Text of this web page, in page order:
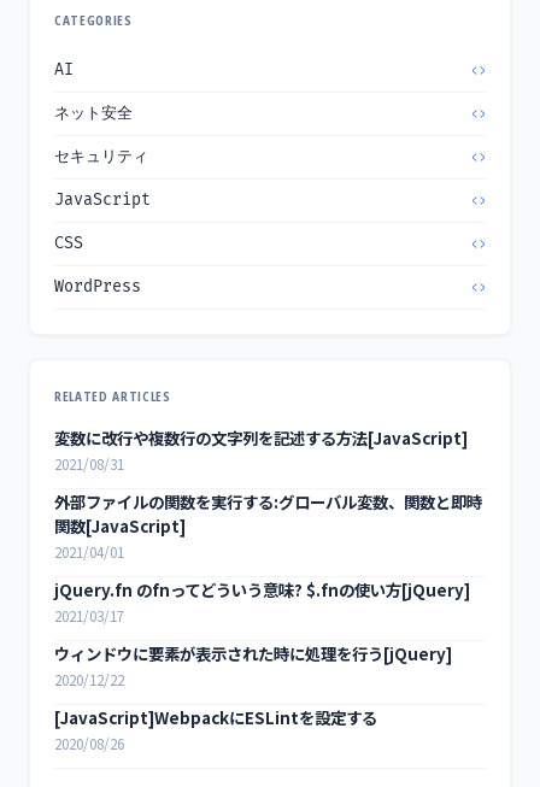
CATEGORIES
AI
ネット安全
セキュリティ
JavaScript
CSS
WordPress
RELATED ARTICLES
変数に改行や複数行の文字列を記述する方法[JavaScript]
2021/08/31
外部ファイルの関数を実行する:グローバル変数、関数と即時
関数[JavaScript]
2021/04/01
jQuery.fn のfnってどういう意味? $.fnの使い方[jQuery]
2021/03/17
ウィンドウに要素が表示された時に処理を行う[jQuery]
2020/12/22
[JavaScript]WebpackにESLintを設定する
2020/08/26